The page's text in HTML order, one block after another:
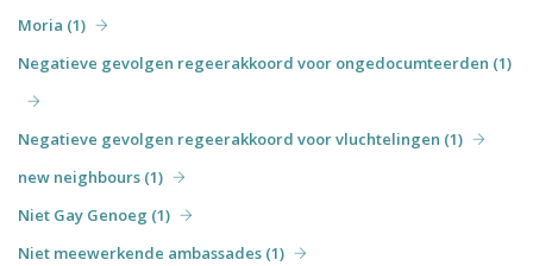
Moria (1)
Negatieve gevolgen regeerakkoord voor ongedocumteerden (1)
Negatieve gevolgen regeerakkoord voor vluchtelingen (1)
new neighbours (1)
Niet Gay Genoeg (1)
Niet meewerkende ambassades (1)